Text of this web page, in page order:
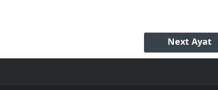
Next Ayat